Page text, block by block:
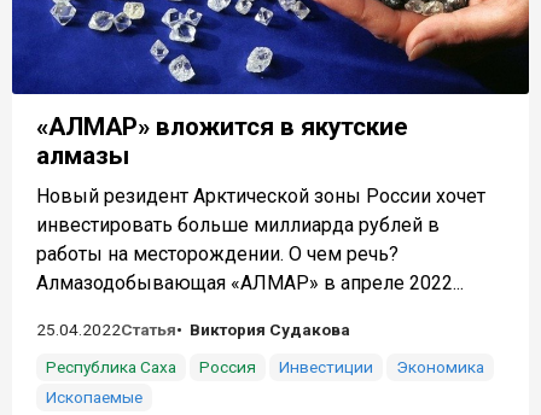
«АЛМАР» вложится в якутские
алмазы
Новый резидент Арктической зоны России хочет
инвестировать больше миллиарда рублей в
работы на месторождении. О чем речь?
Алмазодобывающая «АЛМАР» в апреле 2022...
25.04.2022Статья
Виктория Судакова
Республика Саха
Россия Инвестиции
Экономика
Ископаемые